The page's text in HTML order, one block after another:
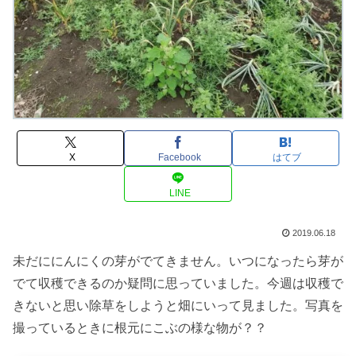
X Facebook はてブ
LINE
2019.06.18
未だににんにくの芽がでてきません。いつになったら芽が
でて収穫できるのか疑問に思っていました。今週は収穫で
きないと思い除草をしようと畑にいって見ました。写真を
撮っているときに根元にこぶの様な物が？？